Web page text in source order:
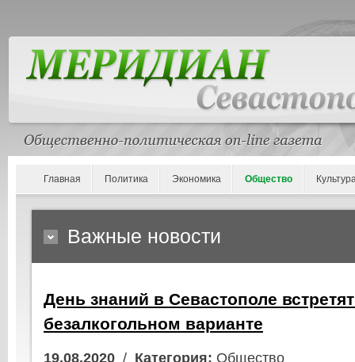
Главная Политика Экономика Общество
Важные новости
День знаний в Севастополе
безалкогольном варианте
19.08.2020 / Категория: Общество